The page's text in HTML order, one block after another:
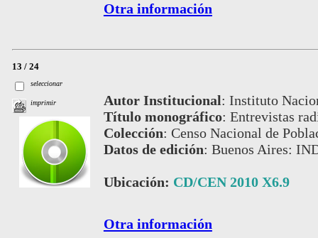
Otra información
13 / 24
seleccionar
imprimir Autor Institucional: Instituto
Título monográfico: Entrevistas
Colección: Censo Nacional de
Datos de edición: Buenos Aires:
Ubicación: CD/CEN 2010 X6.9
Otra información